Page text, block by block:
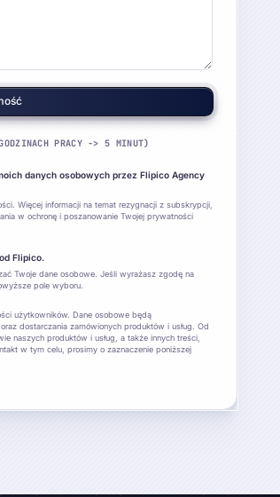
PRACY -> 5 MINUT)
danych osobowych przez Flipico Agency
Więcej informacji na temat rezygnacji z subskrypcji,
w ochronę i poszanowanie Twojej prywatności
Flipico.
Twoje dane osobowe. Jeśli wyrażasz zgodę na
pole wyboru.
użytkowników. Dane osobowe będą
dostarczania zamówionych produktów i usług. Od
naszych produktów i usług, a także innych treści,
w tym celu, prosimy o zaznaczenie poniższej